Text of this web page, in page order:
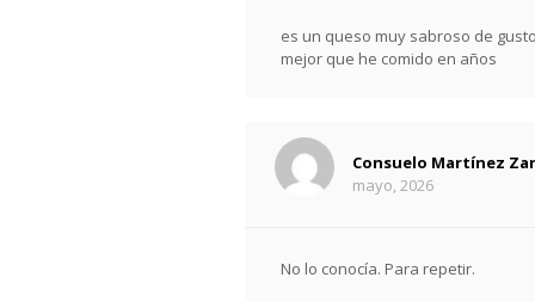
es un queso muy sabroso de
mejor que he comido en años
Consuelo Martínez
mayo, 2026
No lo conocía. Para repetir.